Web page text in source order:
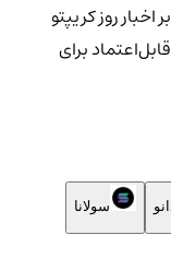
روز کریپتو
برای
سولانا